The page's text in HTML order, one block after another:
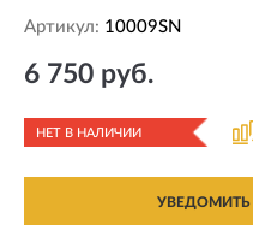
Артикул: 10009SN
6 750 руб.
НЕТ В НАЛИЧИИ
УВЕДОМИТЬ